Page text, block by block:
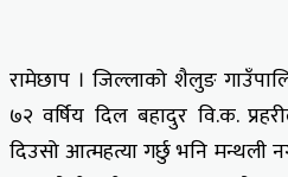
रामेछाप । जिल्लाको शैलुङ
७२ वर्षिय दिल बहादुर वि.क.
दिउसो आत्महत्या गर्छु भनि मन्थली